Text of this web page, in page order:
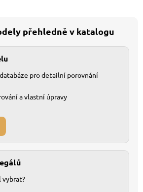
přehledně v katalogu
pro detailní porovnání
a vlastní úpravy
vybrat?